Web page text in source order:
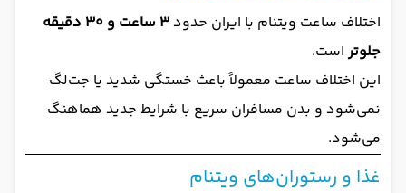
اختلاف ساعت ویتنام با ایران حدود
۳ ساعت و ۳۰ دقیقه
جلوتراست.
این اختلاف ساعت معمولاً باعث خستگی شدید یا جت‌لگ
نمی‌شود و بدن مسافران سریع با شرایط جدید هماهنگ
می‌شود.
غذا و رستوران‌های ویتنام